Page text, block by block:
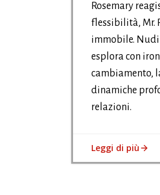
Rosemary
flessibilità, Mr.
immobile. Nudi
esplora con
cambiamento,
dinamiche
relazioni.
Leggi di più